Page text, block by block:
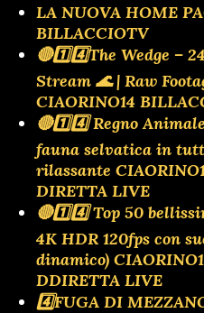
LA NUOVA HOME
BILLACCIOTV
🔴1️⃣4️⃣The Wedge –
Stream 🌊 | Raw
CIAORINO14
🔴1️⃣4️⃣ Regno
fauna selvatica in
rilassante
DIRETTA LIVE
🔴1️⃣4️⃣ Top 50
4K HDR 120fps con
dinamico)
DDIRETTA LIVE
4️⃣FUGA DI